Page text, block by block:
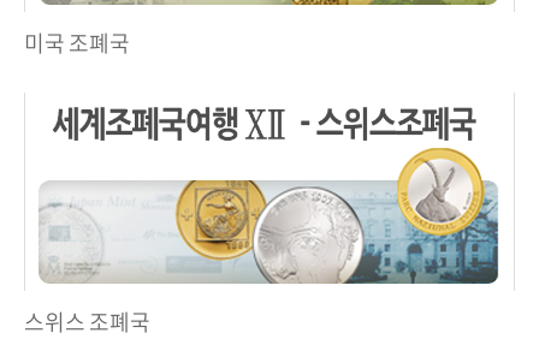
미국 조폐국
스위스 조폐국